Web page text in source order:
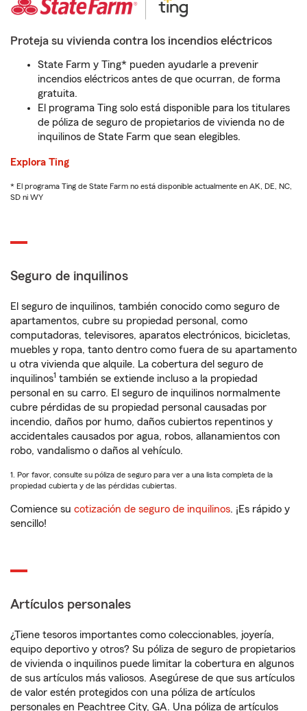
Proteja su vivienda contra los incendios eléctricos
State Farm y Ting* pueden ayudarle a prevenir
incendios eléctricos antes de que ocurran, de forma
gratuita.
El programa Ting solo está disponible para los titulares
de póliza de seguro de propietarios de vivienda no de
inquilinos de State Farm que sean elegibles.
Explora Ting
* El programa Ting de State Farm no está disponible actualmente en AK, DE, NC,
SD ni WY
Seguro de inquilinos
El seguro de inquilinos, también conocido como seguro de
apartamentos, cubre su propiedad personal, como
computadoras, televisores, aparatos electrónicos, bicicletas,
muebles y ropa, tanto dentro como fuera de su apartamento
u otra vivienda que alquile. La cobertura del seguro de
inquilinos1 también se extiende incluso a la propiedad
personal en su carro. El seguro de inquilinos normalmente
cubre pérdidas de su propiedad personal causadas por
incendio, daños por humo, daños cubiertos repentinos y
accidentales causados por agua, robos, allanamientos con
robo, vandalismo o daños al vehículo.
1. Por favor, consulte su póliza de seguro para ver a una lista completa de la
propiedad cubierta y de las pérdidas cubiertas.
Comience su cotización de seguro de inquilinos. ¡Es rápido y
sencillo!
Artículos personales
¿Tiene tesoros importantes como coleccionables, joyería,
equipo deportivo y otros? Su póliza de seguro de propietarios
de vivienda o inquilinos puede limitar la cobertura en algunos
de sus artículos más valiosos. Asegúrese de que sus artículos
de valor estén protegidos con una póliza de artículos
personales en Peachtree City, GA. Una póliza de artículos